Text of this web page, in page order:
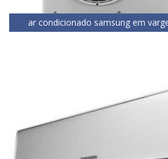
ar condicionado samsung em